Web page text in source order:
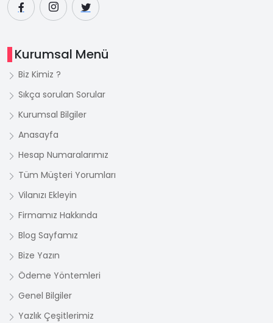
Kurumsal Menü
Biz Kimiz ?
Sıkça sorulan Sorular
Kurumsal Bilgiler
Anasayfa
Hesap Numaralarımız
Tüm Müşteri Yorumları
Vilanızı Ekleyin
Firmamız Hakkında
Blog Sayfamız
Bize Yazın
Ödeme Yöntemleri
Genel Bilgiler
Yazlık Çeşitlerimiz